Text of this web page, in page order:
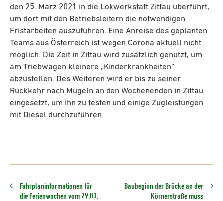
den 25. März 2021 in die Lokwerkstatt Zittau überführt,
um dort mit den Betriebsleitern die notwendigen
Fristarbeiten auszuführen. Eine Anreise des geplanten
Teams aus Österreich ist wegen Corona aktuell nicht
möglich. Die Zeit in Zittau wird zusätzlich genutzt, um
am Triebwagen kleinere „Kinderkrankheiten“
abzustellen. Des Weiteren wird er bis zu seiner
Rückkehr nach Mügeln an den Wochenenden in Zittau
eingesetzt, um ihn zu testen und einige Zugleistungen
mit Diesel durchzuführen
Fahrplaninformationen für
die Ferienwochen vom 29.03.
Baubeginn der Brücke an der
Körnerstraße muss